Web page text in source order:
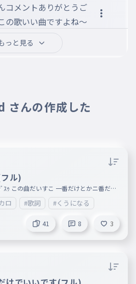
コメントありがとうご
の歌いい曲ですよね〜
支えられたか。
10月10日
とある〜！
10月10日
っと見る
んの作成した
ル)
ｽｩ この曲だいすこ 一番だけとかニ番だけ
が欲しい人は言ってくれたら作ります
ロ #歌詞 #くうになる
41 8 3